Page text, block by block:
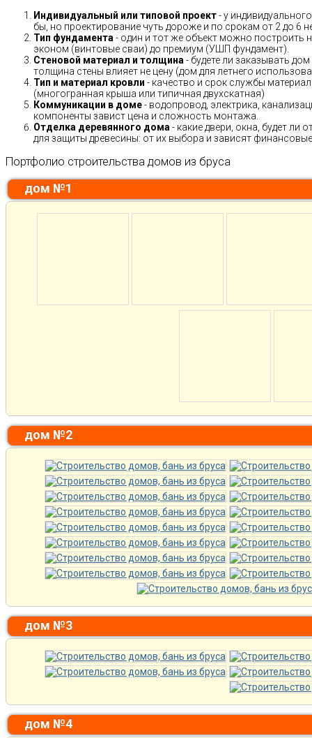
Индивидуальный или типовой проект- у
бы, но проектирование чуть дороже и по срокам от 2 до 6
Тип фундамента - один и тот же объект можно построить
эконом (винтовые сваи) до премиум (УШП фундамент).
Стеновой материал и толщина - будете ли заказывать
толщина стены влияет не цену (дом для летнего
Тип и материал кровли - качество и срок службы
(многогранная крыша или типичная двухскатная)
Коммуникации в доме- водопровод, электрика,
компоненты завист цена и сложность монтажа.
Отделка деревянного дома - какие двери, окна, будет
для защиты древесины: от их выбора и зависят
Портфолио строительства домов из бруса
дом №1
дом №2
дом №3
дом №4